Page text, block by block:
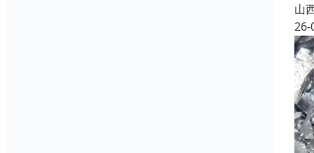
山
26-